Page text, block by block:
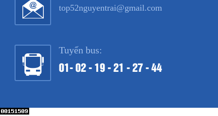
top52nguyentrai@gmail.com
Tuyến bus:
01- 02 - 19 - 21 - 27 - 44